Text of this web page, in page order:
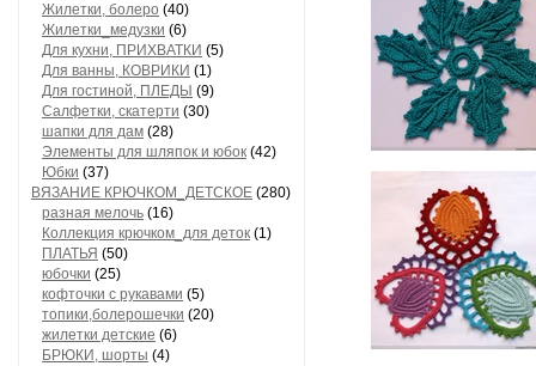
Жилетки, болеро (40)
Жилетки_медузки (6)
Для кухни, ПРИХВАТКИ (5)
Для ванны, КОВРИКИ (1)
Для гостиной, ПЛЕДЫ (9)
Салфетки, скатерти (30)
шапки для дам (28)
Элементы для шляпок и юбок (42)
Юбки (37)
ВЯЗАНИЕ КРЮЧКОМ_ДЕТСКОЕ (280)
разная мелочь (16)
Коллекция крючком_для деток (1)
ПЛАТЬЯ (50)
юбочки (25)
кофточки с рукавами (5)
топики,болерошечки (20)
жилетки детские (6)
БРЮКИ, шорты (4)